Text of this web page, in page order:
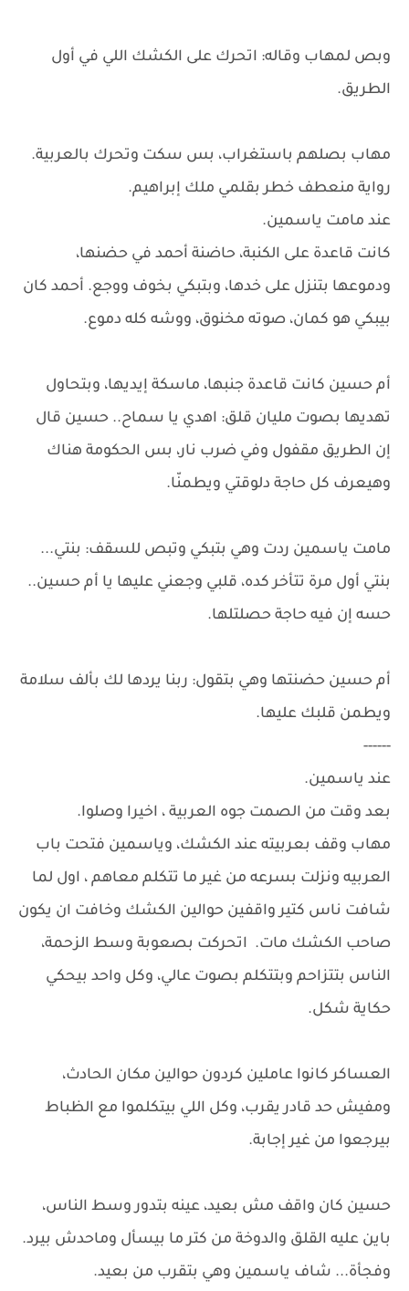
وبص لمهاب وقاله: اتحرك على الكشك اللي في أول
الطريق.
مهاب بصلهم باستغراب، بس سكت وتحرك بالعربية.
رواية منعطف خطر بقلمي ملك إبراهيم.
عند مامت ياسمين.
كانت قاعدة على الكنبة، حاضنة أحمد في حضنها،
ودموعها بتنزل على خدها، وبتبكي بخوف ووجع. أحمد كان
بيبكي هو كمان، صوته مخنوق، ووشه كله دموع.
أم حسين كانت قاعدة جنبها، ماسكة إيديها، وبتحاول
تهديها بصوت مليان قلق: اهدي يا سماح.. حسين قال
إن الطريق مقفول وفي ضرب نار، بس الحكومة هناك
وهيعرف كل حاجة دلوقتي ويطمنّا.
مامت ياسمين ردت وهي بتبكي وتبص للسقف: بنتي...
بنتي أول مرة تتأخر كده، قلبي وجعني عليها يا أم حسين..
حسه إن فيه حاجة حصلتلها.
أم حسين حضنتها وهي بتقول: ربنا يردها لك بألف سلامة
ويطمن قلبك عليها.
------
عند ياسمين.
بعد وقت من الصمت جوه العربية ، اخيرا وصلوا.
مهاب وقف بعربيته عند الكشك، وياسمين فتحت باب
العربيه ونزلت بسرعه من غير ما تتكلم معاهم ، اول لما
شافت ناس كتير واقفين حوالين الكشك وخافت ان يكون
صاحب الكشك مات. اتحركت بصعوبة وسط الزحمة،
الناس بتتزاحم وبتتكلم بصوت عالي، وكل واحد بيحكي
حكاية شكل.
العساكر كانوا عاملين كردون حوالين مكان الحادث،
ومفيش حد قادر يقرب، وكل اللي بيتكلموا مع الظباط
بيرجعوا من غير إجابة.
حسين كان واقف مش بعيد، عينه بتدور وسط الناس،
باين عليه القلق والدوخة من كتر ما بيسأل وماحدش بيرد.
وفجأة... شاف ياسمين وهي بتقرب من بعيد.